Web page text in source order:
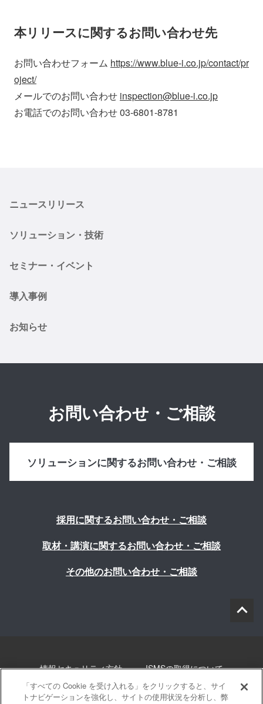
本リリースに関するお問い合わせ先
お問い合わせフォーム https://www.blue-i.co.jp/contact/pr
oject/
メールでのお問い合わせ inspection@blue-i.co.jp
お電話でのお問い合わせ 03-6801-8781
ニュースリリース
ソリューション・技術
セミナー・イベント
導入事例
お知らせ
お問い合わせ・ご相談
ソリューションに関するお問い合わせ・ご相談
採用に関するお問い合わせ・ご相談
取材・講演に関するお問い合わせ・ご相談
その他のお問い合わせ・ご相談
情報セキュリティ方針 ISMSの取得について
個人情報について 勧誘方針 このサイトについて
「すべての Cookie を受け入れる」をクリックすると、サイ
トナビゲーションを強化し、サイトの使用状況を分析し、弊